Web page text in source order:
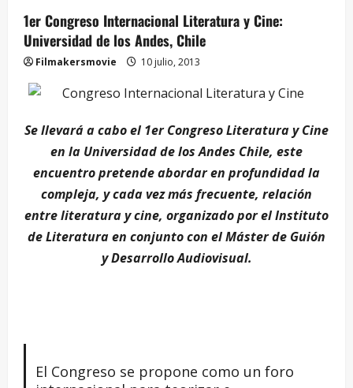
1er Congreso Internacional Literatura y Cine:
Universidad de los Andes, Chile
Filmakersmovie 10 julio, 2013
Se llevará a cabo el 1er Congreso Literatura y Cine
en la Universidad de los Andes Chile, este
encuentro pretende abordar en profundidad la
compleja, y cada vez más frecuente, relación
entre literatura y cine, organizado por el Instituto
de Literatura en conjunto con el Máster de Guión
y Desarrollo Audiovisual.
El Congreso se propone como un foro